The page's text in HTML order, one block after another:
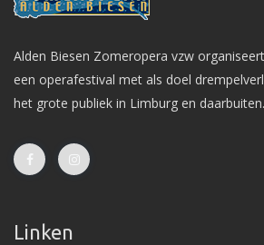
Alden Biesen Zomeropera vzw
een operafestival met als doel
het grote publiek in Limburg en daarbuiten.
Linken